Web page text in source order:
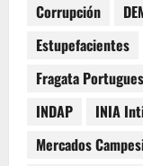
Corrupción
Estupefacientes
Fragata
INDAP
INIA
Mercados